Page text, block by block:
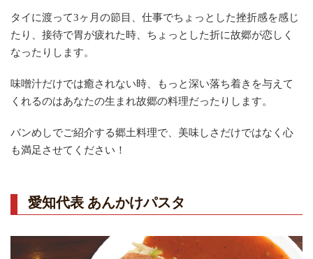
タイに渡って3ヶ月の節目、仕事でちょっとした挫折感を感じ
たり、接待で胃が疲れた時、ちょっとした折に故郷が恋しく
なったりします。
味噌汁だけでは癒されない時、もっと深い落ち着きを与えて
くれるのはあなたの生まれ故郷の料理だったりします。
バンめしでご紹介する郷土料理で、美味しさだけではなく心
も満足させてください！
愛知代表 あんかけパスタ